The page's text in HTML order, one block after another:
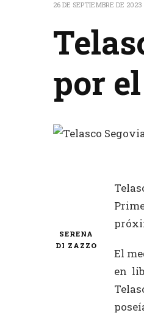
26 DE SEPTIEMBRE DE 2023
por
SERENA
DI ZAZZO
El
en